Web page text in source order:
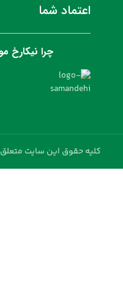
اعتماد شما
چرا نیکارخ
کلیه حقوق این سایت متعلق